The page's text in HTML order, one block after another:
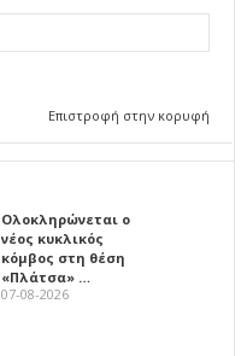
Επιστροφή στην κορυφή
Ολοκληρώνεται ο
νέος κυκλικός
κόμβος στη θέση
«Πλάτσα» …
07-08-2026